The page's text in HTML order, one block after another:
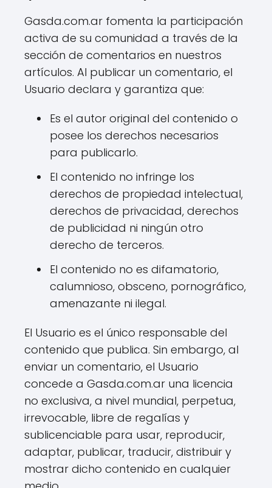
Gasda.com.ar fomenta la participación
activa de su comunidad a través de la
sección de comentarios en nuestros
artículos. Al publicar un comentario, el
Usuario declara y garantiza que:
Es el autor original del contenido o
posee los derechos necesarios
para publicarlo.
El contenido no infringe los
derechos de propiedad intelectual,
derechos de privacidad, derechos
de publicidad ni ningún otro
derecho de terceros.
El contenido no es difamatorio,
calumnioso, obsceno, pornográfico,
amenazante ni ilegal.
El Usuario es el único responsable del
contenido que publica. Sin embargo, al
enviar un comentario, el Usuario
concede a Gasda.com.ar una licencia
no exclusiva, a nivel mundial, perpetua,
irrevocable, libre de regalías y
sublicenciable para usar, reproducir,
adaptar, publicar, traducir, distribuir y
mostrar dicho contenido en cualquier